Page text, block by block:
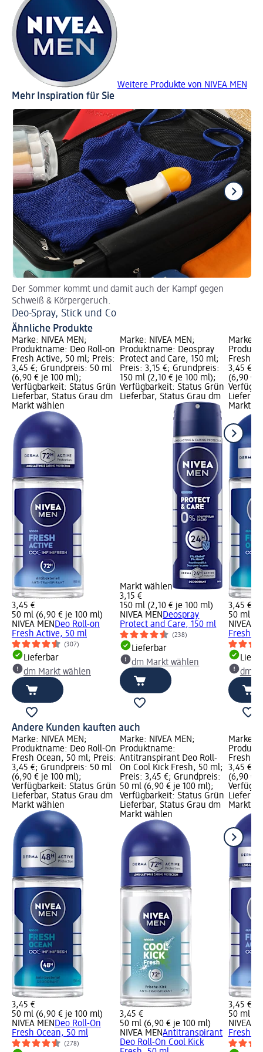
Weitere Produkte von NIVEA MEN
Mehr Inspiration für Sie
Der Sommer kommt und damit auch der Kampf gegen
Schweiß & Körpergeruch.
Deo-Spray, Stick und Co
Ähnliche Produkte
Marke: NIVEA MEN;
Produktname: Deo Roll-on
Fresh Active, 50 ml; Preis:
3,45 €; Grundpreis: 50 ml
(6,90 € je 100 ml);
Verfügbarkeit: Status Grün
Lieferbar, Status Grau dm
Markt wählen
3,45 €
50 ml (6,90 € je 100 ml)
NIVEA MEN Deo Roll-on
Fresh Active, 50 ml
(307)
Lieferbar
dm Markt wählen
Marke: NIVEA MEN;
Produktname: Deospray
Protect and Care, 150 ml;
Preis: 3,15 €; Grundpreis:
150 ml (2,10 € je 100 ml);
Verfügbarkeit: Status Grün
Lieferbar, Status Grau dm
Markt wählen
3,15 €
150 ml (2,10 € je 100 ml)
NIVEA MEN Deospray
Protect and Care, 150 ml
(238)
Lieferbar
dm Markt wählen
Marke:
Fresh
3,45 €;
(6,90 €
Markt
3,45 €
50 ml
NIVEA
Fresh
dm
Andere Kunden kauften auch
Marke: NIVEA MEN;
Produktname: Deo Roll-On
Fresh Ocean, 50 ml; Preis:
3,45 €; Grundpreis: 50 ml
(6,90 € je 100 ml);
Verfügbarkeit: Status Grün
Lieferbar, Status Grau dm
Markt wählen
3,45 €
50 ml (6,90 € je 100 ml)
NIVEA MEN Deo Roll-On
Fresh Ocean, 50 ml
(278)
Marke: NIVEA MEN;
Produktname:
Antitranspirant Deo Roll-
On Cool Kick Fresh, 50 ml;
Preis: 3,45 €; Grundpreis:
50 ml (6,90 € je 100 ml);
Verfügbarkeit: Status Grün
Lieferbar, Status Grau dm
Markt wählen
3,45 €
50 ml (6,90 € je 100 ml)
NIVEA MENAntitranspirant
Deo Roll-On Cool Kick
Marke:
Fresh
3,45 €;
(6,90 €
Markt
3,45 €
50 ml
NIVEA
Fresh